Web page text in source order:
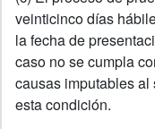
veinticinco días
la fecha de
caso no se cumpla
causas imputables
esta condición.